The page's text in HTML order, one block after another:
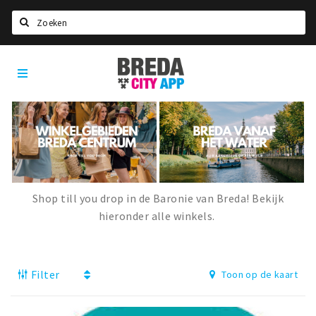
Home
Agenda
Deals
Party pics
Nieuws, interviews & blogs
Recreatief
Breda
City
App
Shop till you drop in de Baronie van Breda! Bekijk
hieronder alle winkels.
Filter Toon op de kaart